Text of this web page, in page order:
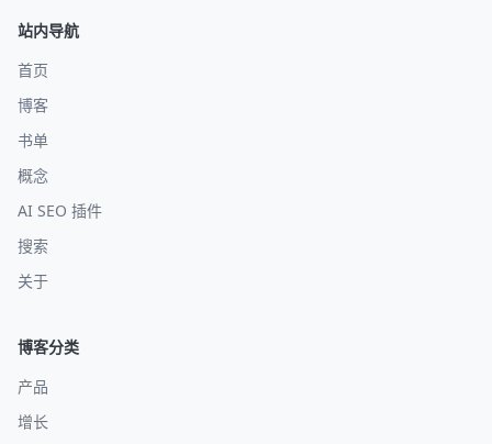
站内导航
首页
博客
书单
概念
AI SEO 插件
搜索
关于
博客分类
产品
增长